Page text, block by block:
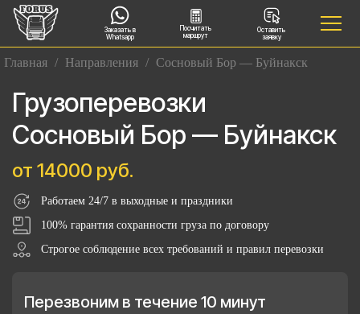
Заказать в
Whatsapp
Посчитать
маршрут
Оставить
заявку
Главная / Направления / Сосновый Бор — Буйнакск
Грузоперевозки
Сосновый Бор — Буйнакск
от 14000 руб.
Работаем 24/7 в выходные и праздники
100% гарантия сохранности груза по договору
Строгое соблюдение всех требований и правил перевозки
Перезвоним в течение 10 минут